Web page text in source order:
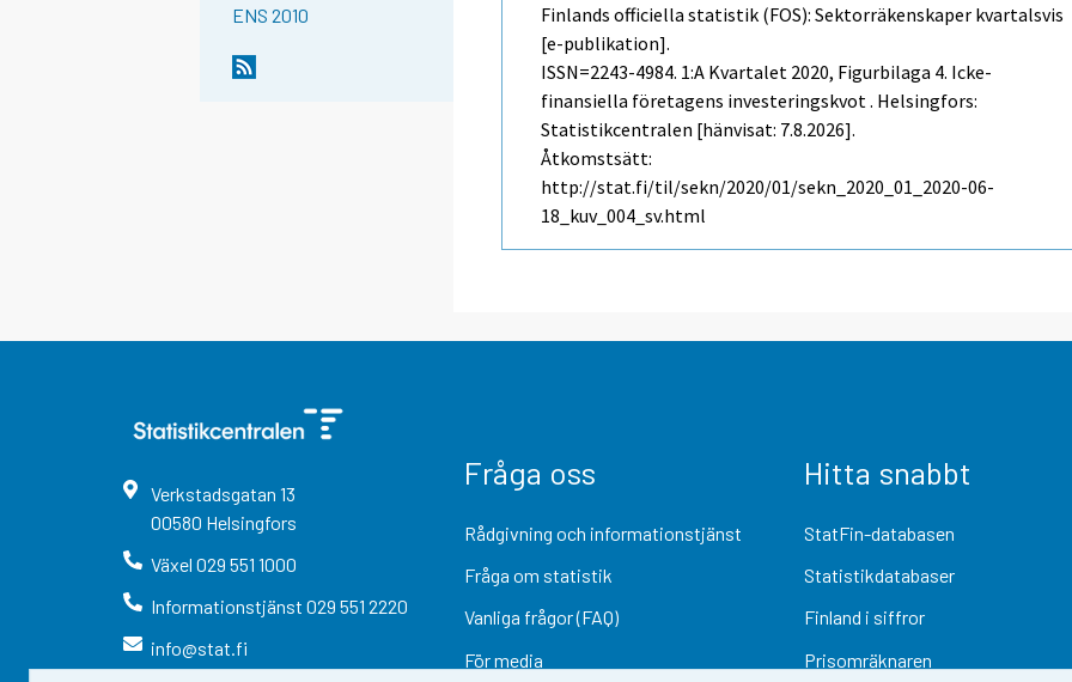
ENS 2010
Finlands officiella statistik (FOS): Sektorräkenskaper kvartalsvis
[e-publikation].
ISSN=2243-4984. 1:a Kvartalet 2020, Figurbilaga 4. Icke-
finansiella företagens investeringskvot . Helsingfors:
Statistikcentralen [hänvisat: 7.8.2026].
Åtkomstsätt:
http://stat.fi/til/sekn/2020/01/sekn_2020_01_2020-06-
18_kuv_004_sv.html
Verkstadsgatan 13
00580 Helsingfors
Växel 029 551 1000
Informationstjänst 029 551 2220
info@stat.fi
Fråga oss
Rådgivning och informationstjänst
Fråga om statistik
Vanliga frågor (FAQ)
För media
Hitta snabbt
StatFin-databasen
Statistikdatabaser
Finland i siffror
Prisomräknaren